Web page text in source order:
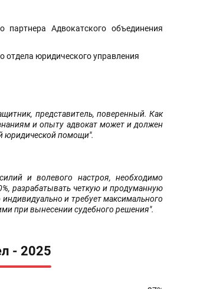
партнера Адвокатского объединения
отдела юридического управления
представитель, поверенный. Как
и опыту адвокат может и должен
юридической помощи".
и волевого настроя, необходимо
разрабатывать четкую и продуманную
и требует максимального
при вынесении судебного решения".
- 2025